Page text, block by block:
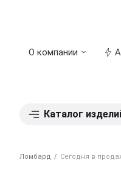
О компании
Каталог
Ломбард Сегодня в